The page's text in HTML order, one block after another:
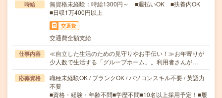
時給
無資格未経験：時給1300円～ ■週払いOK ■扶養内OK
■日収1万400円以上
交通費
交通費全額支給
仕事内容
≪自立した生活のための見守りやお手伝い！≫お年寄りが
少人数で生活する「グループホーム」。利用者さんが…
応募資格
職種未経験OK / ブランクOK / パソコンスキル不要 / 英語力
不要
■資格・経験・年齢不問■学歴不問■10名以上採用予定！■履